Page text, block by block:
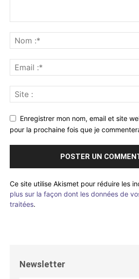
Enregistrer mon nom, email et site
pour la prochaine fois que je
Ce site utilise Akismet pour réduire les
plus sur la façon dont les données de
traitées.
Newsletter